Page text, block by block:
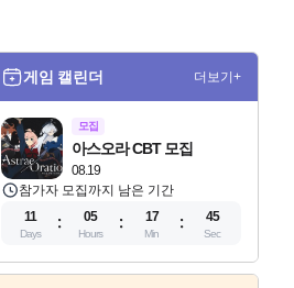
게임 캘린더 더보기+
모집
08.19
아스오라 CBT 모집
참가자 모집까지 남은 기간
11
Days
05
Hours
17
Min
44
Sec